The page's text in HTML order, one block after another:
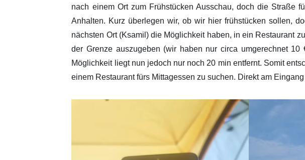
nach einem Ort zum Frühstücken Ausschau, doch die Straße
Anhalten. Kurz überlegen wir, ob wir hier frühstücken sollen,
nächsten Ort (Ksamil) die Möglichkeit haben, in ein Restaurant
der Grenze auszugeben (wir haben nur circa umgerechnet
Möglichkeit liegt nun jedoch nur noch 20 min entfernt. Somit
einem Restaurant fürs Mittagessen zu suchen. Direkt am